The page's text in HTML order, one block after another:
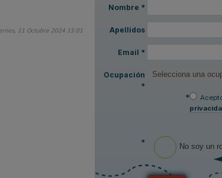
11 Octubre 2024 15:01
Nombre *
Apellidos
Email *
Ocupación
*
*
* No soy un